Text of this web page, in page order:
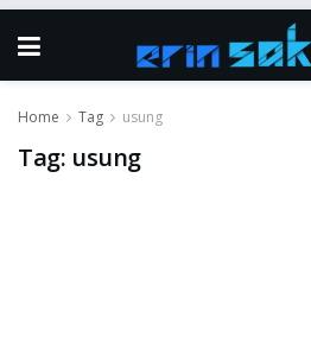
Home Tag usung
Tag: usung